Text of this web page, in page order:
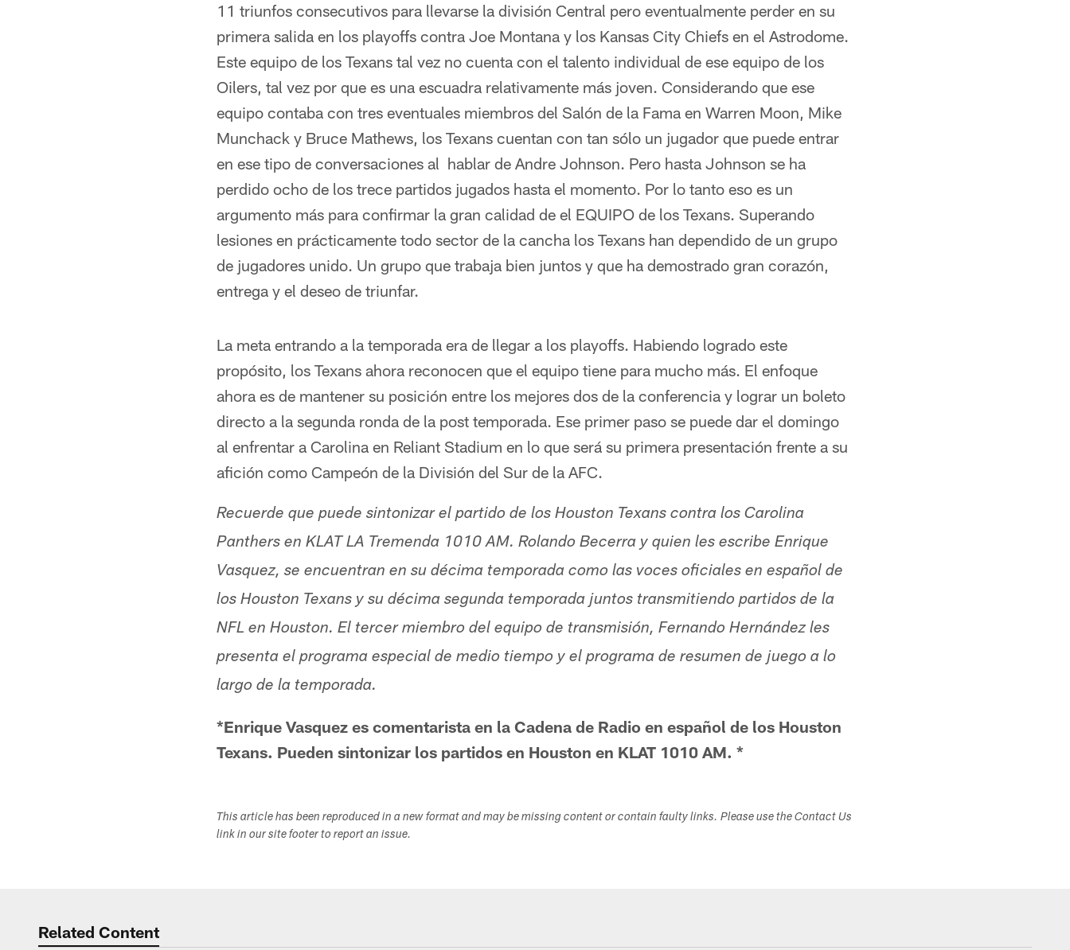
11 triunfos consecutivos para llevarse la división Central pero eventualmente perder en su
primera salida en los playoffs contra Joe Montana y los Kansas City Chiefs en el Astrodome.
Este equipo de los Texans tal vez no cuenta con el talento individual de ese equipo de los
Oilers, tal vez por que es una escuadra relativamente más joven. Considerando que ese
equipo contaba con tres eventuales miembros del Salón de la Fama en Warren Moon, Mike
Munchack y Bruce Mathews, los Texans cuentan con tan sólo un jugador que puede entrar
en ese tipo de conversaciones al hablar de Andre Johnson. Pero hasta Johnson se ha
perdido ocho de los trece partidos jugados hasta el momento. Por lo tanto eso es un
argumento más para confirmar la gran calidad de el EQUIPO de los Texans. Superando
lesiones en prácticamente todo sector de la cancha los Texans han dependido de un grupo
de jugadores unido. Un grupo que trabaja bien juntos y que ha demostrado gran corazón,
entrega y el deseo de triunfar.
La meta entrando a la temporada era de llegar a los playoffs. Habiendo logrado este
propósito, los Texans ahora reconocen que el equipo tiene para mucho más. El enfoque
ahora es de mantener su posición entre los mejores dos de la conferencia y lograr un boleto
directo a la segunda ronda de la post temporada. Ese primer paso se puede dar el domingo
al enfrentar a Carolina en Reliant Stadium en lo que será su primera presentación frente a su
afición como Campeón de la División del Sur de la AFC.
Recuerde que puede sintonizar el partido de los Houston Texans contra los Carolina
Panthers en KLAT LA Tremenda 1010 AM. Rolando Becerra y quien les escribe Enrique
Vasquez, se encuentran en su décima temporada como las voces oficiales en español de
los Houston Texans y su décima segunda temporada juntos transmitiendo partidos de la
NFL en Houston. El tercer miembro del equipo de transmisión, Fernando Hernández les
presenta el programa especial de medio tiempo y el programa de resumen de juego a lo
largo de la temporada.
*Enrique Vasquez es comentarista en la Cadena de Radio en español de los Houston
Texans. Pueden sintonizar los partidos en Houston en KLAT 1010 AM. *
This article has been reproduced in a new format and may be missing content or contain faulty links. Please use the Contact Us
link in our site footer to report an issue.
Related Content